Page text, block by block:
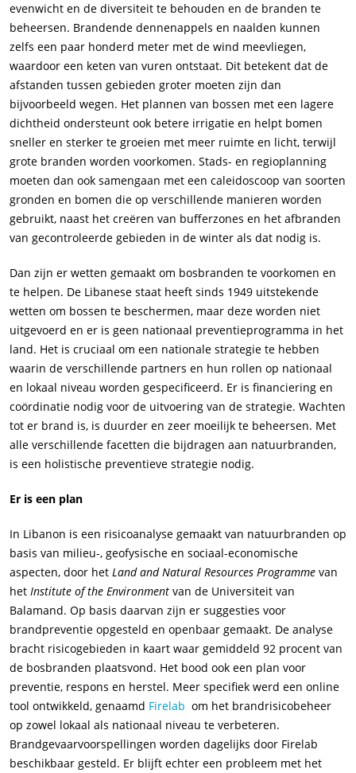
evenwicht en de diversiteit te behouden en de branden te
beheersen. Brandende dennenappels en naalden kunnen
zelfs een paar honderd meter met de wind meevliegen,
waardoor een keten van vuren ontstaat. Dit betekent dat de
afstanden tussen gebieden groter moeten zijn dan
bijvoorbeeld wegen. Het plannen van bossen met een lagere
dichtheid ondersteunt ook betere irrigatie en helpt bomen
sneller en sterker te groeien met meer ruimte en licht, terwijl
grote branden worden voorkomen. Stads- en regioplanning
moeten dan ook samengaan met een caleidoscoop van soorten
gronden en bomen die op verschillende manieren worden
gebruikt, naast het creëren van bufferzones en het afbranden
van gecontroleerde gebieden in de winter als dat nodig is.
Dan zijn er wetten gemaakt om bosbranden te voorkomen en
te helpen. De Libanese staat heeft sinds 1949 uitstekende
wetten om bossen te beschermen, maar deze worden niet
uitgevoerd en er is geen nationaal preventieprogramma in het
land. Het is cruciaal om een nationale strategie te hebben
waarin de verschillende partners en hun rollen op nationaal
en lokaal niveau worden gespecificeerd. Er is financiering en
coördinatie nodig voor de uitvoering van de strategie. Wachten
tot er brand is, is duurder en zeer moeilijk te beheersen. Met
alle verschillende facetten die bijdragen aan natuurbranden,
is een holistische preventieve strategie nodig.
Er is een plan
In Libanon is een risicoanalyse gemaakt van natuurbranden op
basis van milieu-, geofysische en sociaal-economische
aspecten, door het Land and Natural Resources Programme van
het Institute of the Environment van de Universiteit van
Balamand. Op basis daarvan zijn er suggesties voor
brandpreventie opgesteld en openbaar gemaakt. De analyse
bracht risicogebieden in kaart waar gemiddeld 92 procent van
de bosbranden plaatsvond. Het bood ook een plan voor
preventie, respons en herstel. Meer specifiek werd een online
tool ontwikkeld, genaamd Firelab om het brandrisicobeheer
op zowel lokaal als nationaal niveau te verbeteren.
Brandgevaarvoorspellingen worden dagelijks door Firelab
beschikbaar gesteld. Er blijft echter een probleem met het